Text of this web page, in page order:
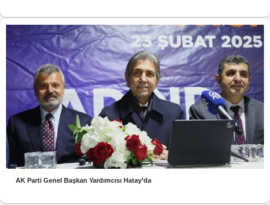
AK Parti Genel Başkan Yardımcısı Hatay’da